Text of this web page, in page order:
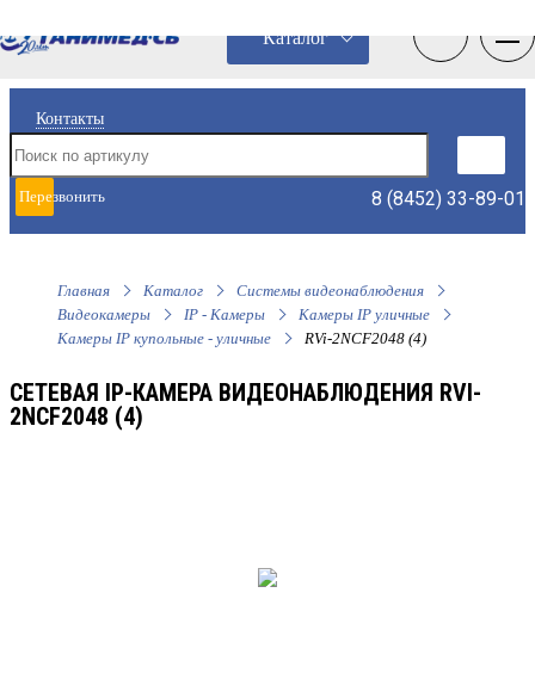
Контакты
Перезвонить
мне
8 (8452) 33-89-01
Каталог
Главная Каталог
Системы видеонаблюдения
Видеокамеры
IP - Камеры
Камеры IP уличные
Камеры IP купольные - уличные
RVi-2NCF2048 (4)
СЕТЕВАЯ IP-КАМЕРА ВИДЕОНАБЛЮДЕНИЯ RVI-
2NCF2048 (4)